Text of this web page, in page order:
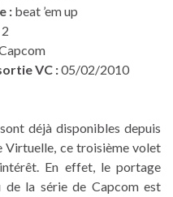
: beat ’em up
2
VC :05/02/2010
déjà disponibles depuis
Virtuelle, ce troisième volet
En effet, le portage
de la série de Capcom est